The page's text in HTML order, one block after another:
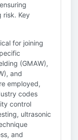
risk. Key
for joining
(GMAW),
and
employed,
codes
control
ultrasonic
and